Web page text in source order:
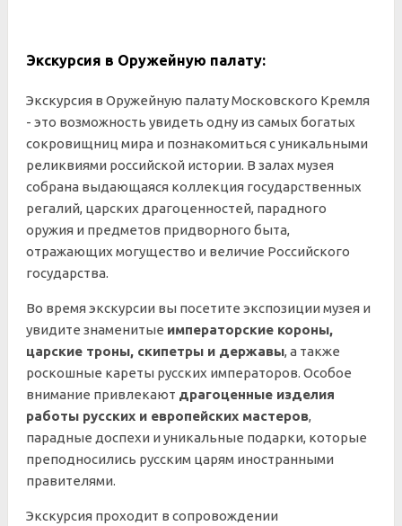
Экскурсия в Оружейную палату:
Экскурсия в Оружейную палату Московского Кремля
- это возможность увидеть одну из самых богатых
сокровищниц мира и познакомиться с уникальными
реликвиями российской истории. В залах музея
собрана выдающаяся коллекция государственных
регалий, царских драгоценностей, парадного
оружия и предметов придворного быта,
отражающих могущество и величие Российского
государства.
Во время экскурсии вы посетите экспозиции музея и
увидите знаменитые императорские короны,
царские троны, скипетры и державы, а также
роскошные кареты русских императоров. Особое
внимание привлекают драгоценные изделия
работы русских и европейских мастеров,
парадные доспехи и уникальные подарки, которые
преподносились русским царям иностранными
правителями.
Экскурсия проходит в сопровождении